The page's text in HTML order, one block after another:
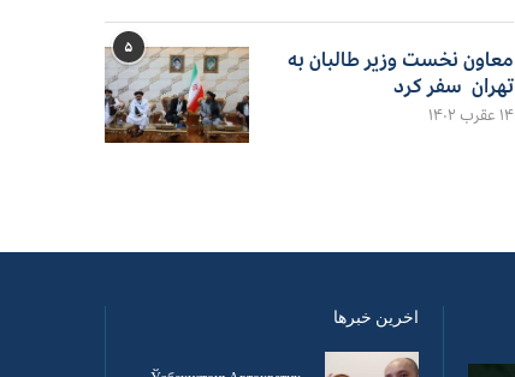
۵
معاون نخست وزیر طالبان به
تهران سفر کرد
۱۴ عقرب ۱۴۰۲
اخرین خبرها